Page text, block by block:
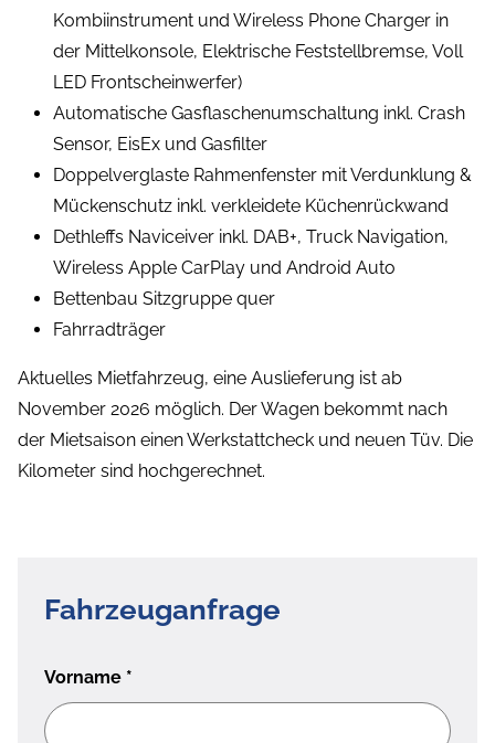
Kombiinstrument und Wireless Phone Charger in
der Mittelkonsole, Elektrische Feststellbremse, Voll
LED Frontscheinwerfer)
Automatische Gasflaschenumschaltung inkl. Crash
Sensor, EisEx und Gasfilter
Doppelverglaste Rahmenfenster mit Verdunklung &
Mückenschutz inkl. verkleidete Küchenrückwand
Dethleffs Naviceiver inkl. DAB+, Truck Navigation,
Wireless Apple CarPlay und Android Auto
Bettenbau Sitzgruppe quer
Fahrradträger
Aktuelles Mietfahrzeug, eine Auslieferung ist ab
November 2026 möglich. Der Wagen bekommt nach
der Mietsaison einen Werkstattcheck und neuen Tüv. Die
Kilometer sind hochgerechnet.
Fahrzeuganfrage
Vorname *